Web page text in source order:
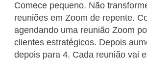
Comece pequeno. Não
reuniões em Zoom de repente.
agendando uma reunião Zoom
clientes estratégicos. Depois
depois para 4. Cada reunião vai